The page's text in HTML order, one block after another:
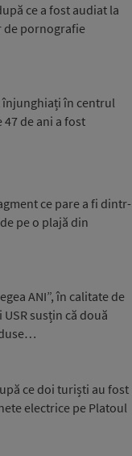
ce a fost audiat la
de pornografie
înjunghiați în centrul
de ani a fost
ce pare a fi dintr-
pe o plajă din
ANI”, în calitate de
susțin că două
ce doi turiști au fost
electrice pe Platoul